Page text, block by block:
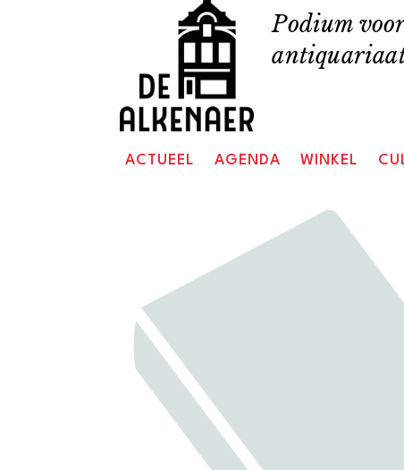
Podium
ACTUEEL AGENDA WINKEL